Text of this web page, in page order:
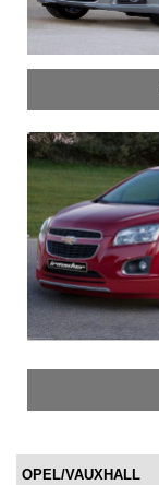
OPEL/VAUXHALL